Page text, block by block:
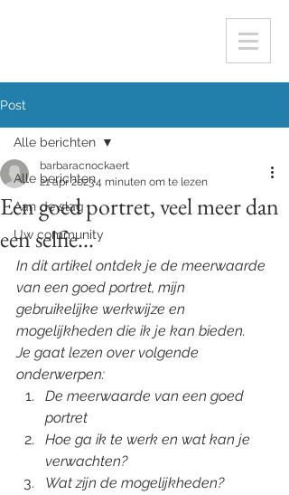
Post
Alle berichten
Aan de slag
Uw community
Alle berichten
Een goed portret, veel meer dan
een selfie...
barbaracnockaert
21 apr 20234 minuten om te lezen
In dit artikel ontdek je de meerwaarde
van een goed portret, mijn
gebruikelijke werkwijze en
mogelijkheden die ik je kan bieden.
Je gaat lezen over volgende
onderwerpen:
De meerwaarde van een goed
portret
Hoe ga ik te werk en wat kan je
verwachten?
Wat zijn de mogelijkheden?